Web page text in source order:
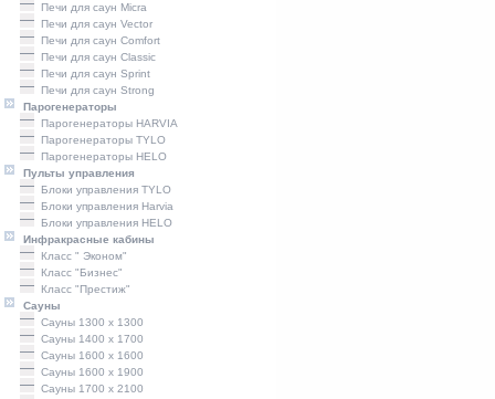
Печи для саун Micra
Печи для саун Vector
Печи для саун Comfort
Печи для саун Classic
Печи для саун Sprint
Печи для саун Strong
Парогенераторы
Парогенераторы HARVIA
Парогенераторы TYLO
Парогенераторы HELO
Пульты управления
Блоки управления TYLO
Блоки управления Harvia
Блоки управления HELO
Инфракрасные кабины
Класс " Эконом"
Класс "Бизнес"
Класс "Престиж"
Сауны
Сауны 1300 х 1300
Сауны 1400 x 1700
Сауны 1600 x 1600
Сауны 1600 x 1900
Сауны 1700 x 2100